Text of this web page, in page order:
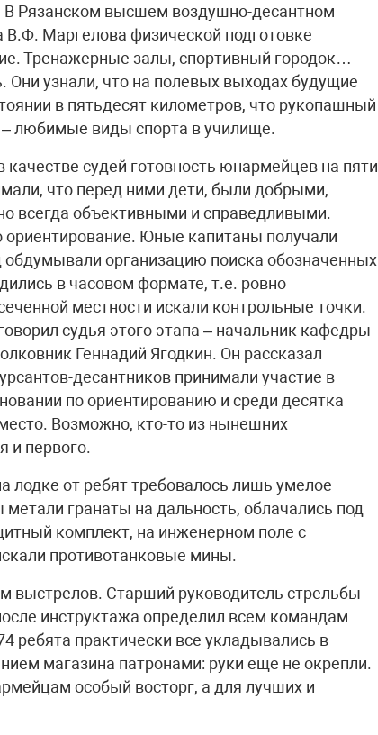
Рязанском высшем воздушно-десантном
Маргелова физической подготовке
Тренажерные залы, спортивный городок…
Они узнали, что на полевых выходах будущие
в пятьдесят километров, что рукопашный
– любимые виды спорта в училище.
судей готовность юнармейцев на пяти
что перед ними дети, были добрыми,
всегда объективными и справедливыми.
Юные капитаны получали
организацию поиска обозначенных
в часовом формате, т.е. ровно
местности искали контрольные точки.
судья этого этапа – начальник кафедры
Геннадий Ягодкин. Он рассказал
десантников принимали участие в
по ориентированию и среди десятка
Возможно, кто-то из нынешних
и первого.
лодке от ребят требовалось лишь умелое
гранаты на дальность, облачались под
комплект, на инженерном поле с
противотанковые мины.
выстрелов. Старший руководитель стрельбы
инструктажа определил всем командам
ребята практически все укладывались в
магазина патронами: руки еще не окрепли.
особый восторг, а для лучших и